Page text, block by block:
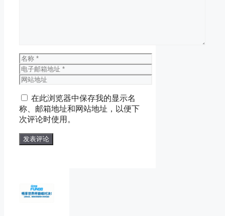
名
称
电
子
箱
地
址
网
地
址
在此浏览器中保存我的显示名
称、邮箱地址和网站地址，以便下
次评论时使用。